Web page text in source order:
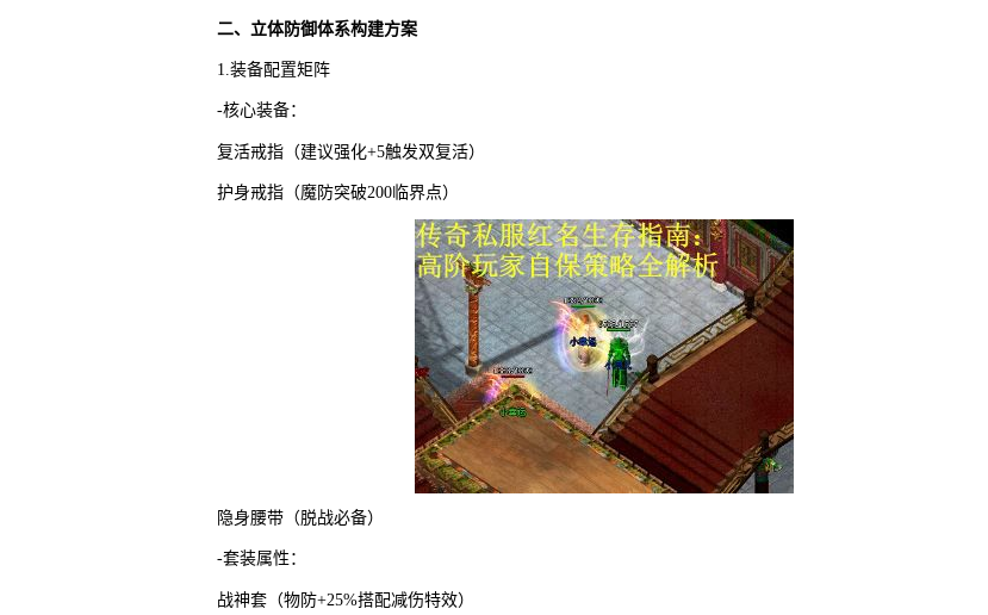
二、立体防御体系构建方案
1.装备配置矩阵
-核心装备：
复活戒指（建议强化+5触发双复活）
护身戒指（魔防突破200临界点）
隐身腰带（脱战必备）
-套装属性：
战神套（物防+25%搭配减伤特效）